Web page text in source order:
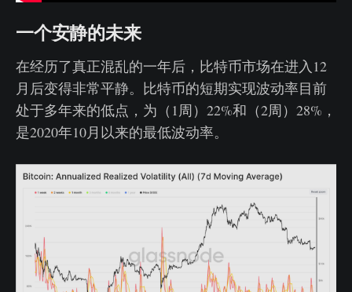
一个安静的未来
在经历了真正混乱的一年后，比特币市场在进入12
月后变得非常平静。比特币的短期实现波动率目前
处于多年来的低点，为（1周）22%和（2周）28%，
是2020年10月以来的最低波动率。